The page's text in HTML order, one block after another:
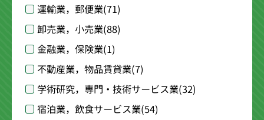
運輸業，郵便業(71)
卸売業，小売業(88)
金融業，保険業(1)
不動産業，物品賃貸業(7)
学術研究，専門・技術サービス業(32)
宿泊業，飲食サービス業(54)